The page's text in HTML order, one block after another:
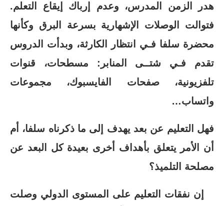
هدر الزمن المدرس، وعدم إرباك إيقاع التعلم.
فتوالت الوصلات الإشهارية بسرعة البرق وكأنها
محضرة سلفا فـي انتظار الكارثة، وبدأت الدروس
تقدم فـي شتــى المنابر: مسطحات، قنوات
تلفزيونية، صفحات الفايسبوك، مجموعات
واتساب…
فهل التعليم عن بعد يهدف إلى ما ذكرناه سلفا، أم
أن الأمر يتعلق بأهداف أخرى بعيدة كل البعد عن
مصلحة التلميذ؟
إن نفقات التعليم على المستوى الدولي وصلت